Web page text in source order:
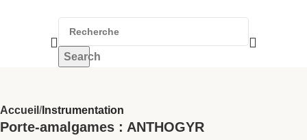
Search
Accueil Instrumentation
Porte-amalgames : ANTHOGYR